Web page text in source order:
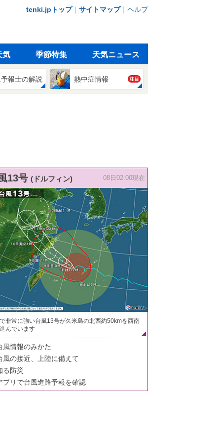
tenki.jpトップ｜ サイトマップ｜ ヘルプ
気 季節特集 天気ニュース
報士の解説 熱中症情報 注目
13号 (ドルフィン) 08日02:00現在
非常に強い台風13号が久米島の北西約50kmを西南
んでいます
風情報のみかた
風の接近、上陸に備えて
る防災
プリで台風進路予報を確認